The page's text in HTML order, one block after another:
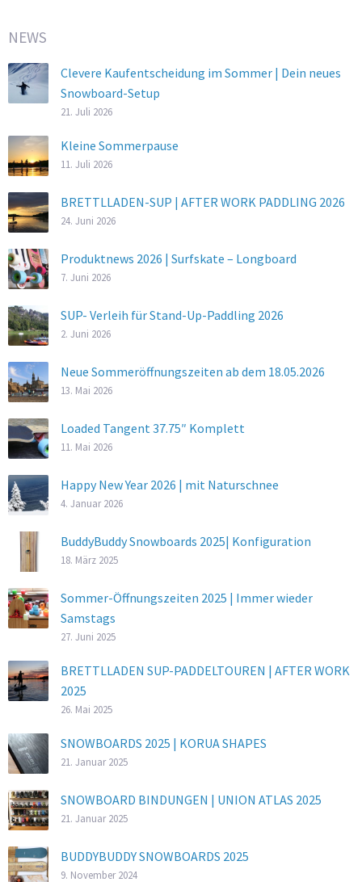
NEWS
Clevere Kaufentscheidung im Sommer | Dein neues
Snowboard-Setup
21. Juli 2026
Kleine Sommerpause
11. Juli 2026
BRETTLLADEN-SUP | AFTER WORK PADDLING 2026
24. Juni 2026
Produktnews 2026 | Surfskate – Longboard
7. Juni 2026
SUP- Verleih für Stand-Up-Paddling 2026
2. Juni 2026
Neue Sommeröffnungszeiten ab dem 18.05.2026
13. Mai 2026
Loaded Tangent 37.75″ Komplett
11. Mai 2026
Happy New Year 2026 | mit Naturschnee
4. Januar 2026
BuddyBuddy Snowboards 2025| Konfiguration
18. März 2025
Sommer-Öffnungszeiten 2025 | Immer wieder
Samstags
27. Juni 2025
BRETTLLADEN SUP-PADDELTOUREN | AFTER WORK
2025
26. Mai 2025
SNOWBOARDS 2025 | KORUA SHAPES
21. Januar 2025
SNOWBOARD BINDUNGEN | UNION ATLAS 2025
21. Januar 2025
BUDDYBUDDY SNOWBOARDS 2025
9. November 2024